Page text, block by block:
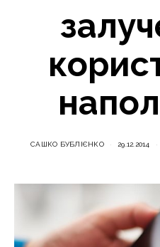
САШКО БУБЛІЄНКО 29.12.2014